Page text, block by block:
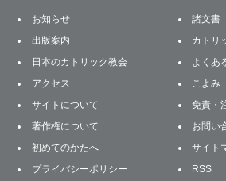
お知らせ
諸文書
出版案内
カトリ
日本のカトリック教会
よくあ
アクセス
こよみ
サイトについて
免責・
著作権について
お問い
初めてのかたへ
サイト
プライバシーポリシー
RSS